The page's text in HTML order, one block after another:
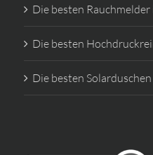
Die besten Rauchmelder
Die besten
Die besten Solarduschen